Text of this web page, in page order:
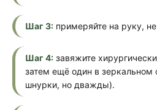
Шаг 3: примеряйте на руку, не
Шаг 4: завяжите
затем ещё один в зеркальном
шнурки, но дважды).